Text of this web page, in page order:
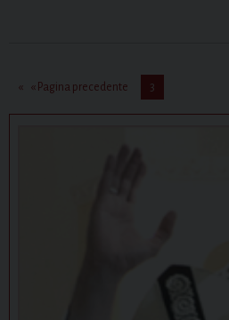
« Pagina precedente 3